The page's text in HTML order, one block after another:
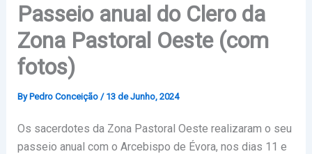
Passeio anual do Clero da
Zona Pastoral Oeste (com
fotos)
By Pedro Conceição / 13 de Junho, 2024
Os sacerdotes da Zona Pastoral Oeste realizaram o seu
passeio anual com o Arcebispo de Évora, nos dias 11 e